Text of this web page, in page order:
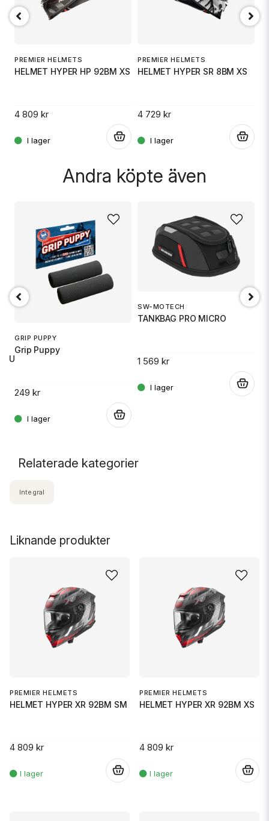
PREMIER HELMETS
HELMET HYPER HP 92BM XS
4 809 kr
PREMIER HELMETS
HELMET HYPER SR 8BM XS
4 729 kr
Andra köpte även
RU
GRIP PUPPY
Grip Puppy
249 kr
SW-MOTECH
TANKBAG PRO MICRO
1 569 kr
Liknande produkter
PREMIER HELMETS
HELMET HYPER XR 92BM SM
4 809 kr
PREMIER HELMETS
HELMET HYPER XR 92BM XS
4 809 kr
Relaterade kategorier
Integral